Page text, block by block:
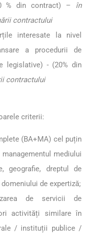
% din contract) – în
contractului
interesate la nivel
a procedurii de
legislative) - (20% din
contractului
criterii:
(BA+MA) cel puțin
mediului
geografie, dreptul de
de expertiză;
de servicii de
activități similare în
/ instituții publice /